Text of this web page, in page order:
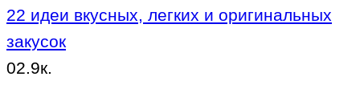
22 идеи вкусных, легких и оригинальных
закусок
02.9к.